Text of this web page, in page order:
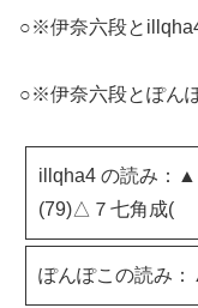
○※伊奈六段と
○※伊奈六段とぽん
illqha4 の読み：
(79)△７七角成(
ぽんぽこの読み